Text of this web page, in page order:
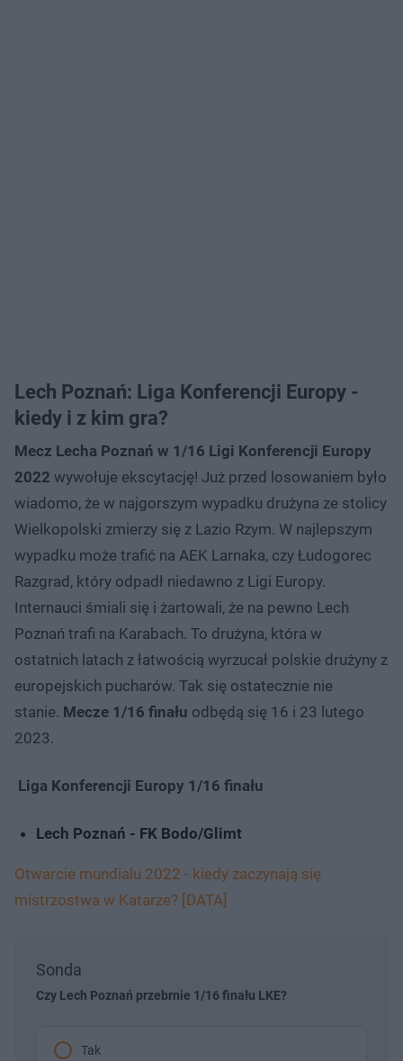
Lech Poznań: Liga Konferencji Europy -
kiedy i z kim gra?
Mecz Lecha Poznań w 1/16 Ligi Konferencji Europy
2022 wywołuje ekscytację! Już przed losowaniem było
wiadomo, że w najgorszym wypadku drużyna ze stolicy
Wielkopolski zmierzy się z Lazio Rzym. W najlepszym
wypadku może trafić na AEK Larnaka, czy Łudogorec
Razgrad, który odpadł niedawno z Ligi Europy.
Internauci śmiali się i żartowali, że na pewno Lech
Poznań trafi na Karabach. To drużyna, która w
ostatnich latach z łatwością wyrzucał polskie drużyny z
europejskich pucharów. Tak się ostatecznie nie
stanie. Mecze 1/16 finału odbędą się 16 i 23 lutego
2023.
Liga Konferencji Europy 1/16 finału
Lech Poznań - FK Bodo/Glimt
Otwarcie mundialu 2022 - kiedy zaczynają się
mistrzostwa w Katarze? [DATA]
Sonda
Czy Lech Poznań przebrnie 1/16 finału LKE?
Tak